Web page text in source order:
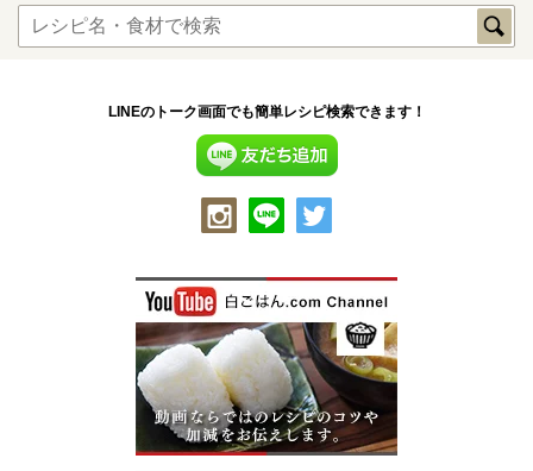
LINEのトーク画面でも簡単レシピ検索できます！